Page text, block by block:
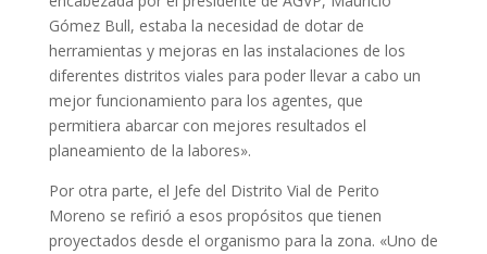
Gómez Bull, estaba la necesidad de dotar de
herramientas y mejoras en las instalaciones de los
diferentes distritos viales para poder llevar a cabo un
mejor funcionamiento para los agentes, que
permitiera abarcar con mejores resultados el
planeamiento de la labores».
Por otra parte, el Jefe del Distrito Vial de Perito
Moreno se refirió a esos propósitos que tienen
proyectados desde el organismo para la zona. «Uno de